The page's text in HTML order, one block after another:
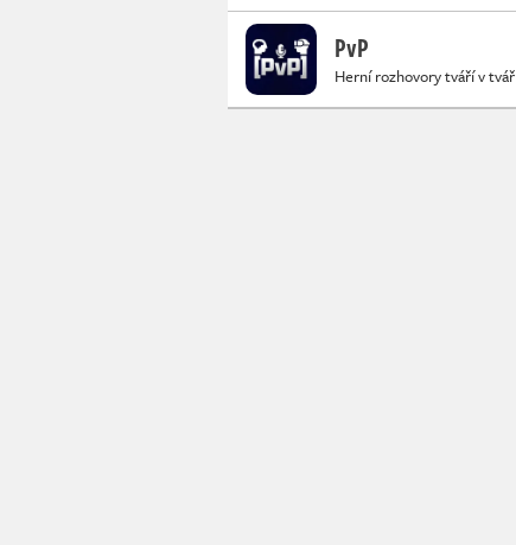
PvP
Herní rozhovory tváří v tvář